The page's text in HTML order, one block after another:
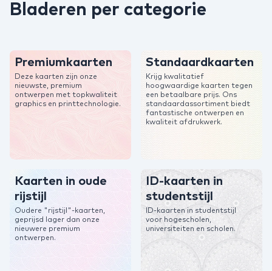
Bladeren per categorie
Premiumkaarten
Deze kaarten zijn onze
nieuwste, premium
ontwerpen met topkwaliteit
graphics en printtechnologie.
Standaardkaarten
Krijg kwalitatief
hoogwaardige kaarten tegen
een betaalbare prijs. Ons
standaardassortiment biedt
fantastische ontwerpen en
kwaliteit afdrukwerk.
Kaarten in oude
rijstijl
Oudere "rijstijl"-kaarten,
geprijsd lager dan onze
nieuwere premium
ontwerpen.
ID-kaarten in
studentstijl
ID-kaarten in studentstijl
voor hogescholen,
universiteiten en scholen.